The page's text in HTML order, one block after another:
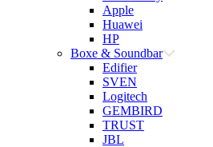
Apple
Huawei
HP
Boxe & Soundbar
Edifier
SVEN
Logitech
GEMBIRD
TRUST
JBL